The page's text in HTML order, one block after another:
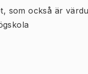
som också är